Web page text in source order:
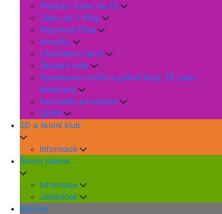
Přijímací řízení na SŠ
Zápis do 1. třídy
Přípravná třída
Kroužky
Charitativní akce
Školská rada
Společnost rodičů a přátel školy ZŠ Jana
Masaryka
Formuláře ke stažení
GDPR
ŠD a školní klub
Informace
Školní jídelna
Informace
Jídelníček
Aktivity